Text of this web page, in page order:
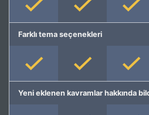
Farklı tema seçenekleri
Yeni eklenen kavramlar hakkında